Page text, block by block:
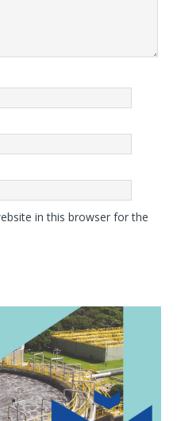
in this browser for the